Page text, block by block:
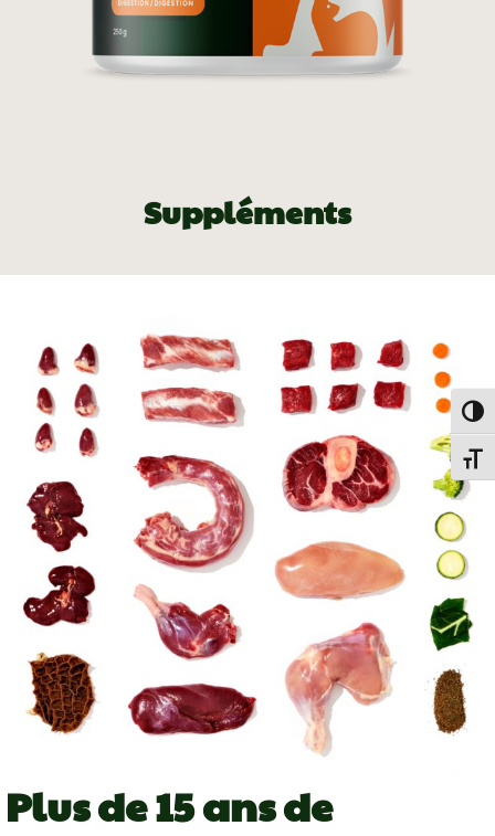
Suppléments
Plus de 15 ans de